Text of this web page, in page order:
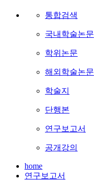
통합검색
국내학술논문
학위논문
해외학술논문
학술지
단행본
연구보고서
공개강의
home
연구보고서